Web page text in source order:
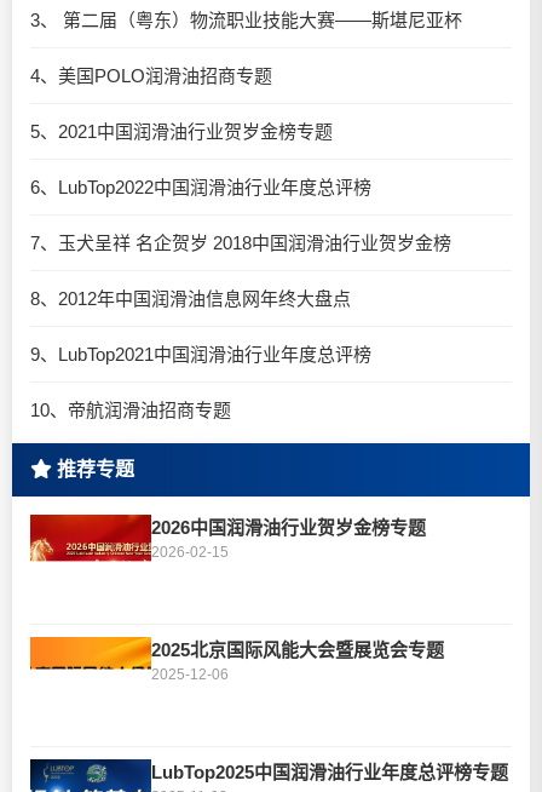
3、 第二届（粤东）物流职业技能大赛——斯堪尼亚杯
4、美国POLO润滑油招商专题
5、2021中国润滑油行业贺岁金榜专题
6、LubTop2022中国润滑油行业年度总评榜
7、玉犬呈祥 名企贺岁 2018中国润滑油行业贺岁金榜
8、2012年中国润滑油信息网年终大盘点
9、LubTop2021中国润滑油行业年度总评榜
10、帝航润滑油招商专题
推荐专题
2026中国润滑油行业贺岁金榜专题
2026-02-15
2025北京国际风能大会暨展览会专题
2025-12-06
LubTop2025中国润滑油行业年度总评榜专题